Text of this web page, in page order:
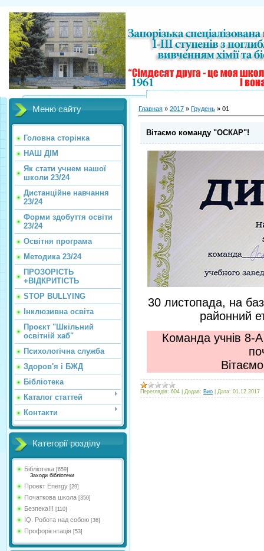
Меню сайту
Головна сторінка
НАШ ДІМ
Як стати учнем нашої
школи 23/24
Дистанційне навчання
23/24
Форми здобуття освіти
23/24
Освітня програма
Методика 23/24
ПРОЗОРІСТЬ
+ВІДКРИТІСТЬ
STOP BULLYING
Інклюзивна освіта
Проєкт "Шкільний
освітній хаб"
Психологічна служба
Здоров'я і БЖД
Бібліотека
Каталог статтей
Контакти
Категорії розділу
Бібліотека [659]
Заходи бібліотеки
Проект Energy [29]
Початкова школа [350]
Безпека!!! [110]
IQ. Робота над собою [36]
Профорієнтація [53]
Главная » 2017 » Грудень » 01
Вітаємо команду "ОСКАР"!
30 листопада, на
районний
Команда учнів 8-
Переглядів: 604 Додав: Вио Дата: 01.12.2017